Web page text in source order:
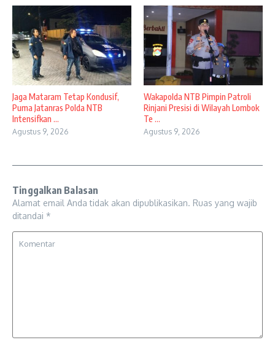
Jaga Mataram Tetap Kondusif,
Puma Jatanras Polda NTB
Intensifkan ...
Agustus 9, 2026
Wakapolda NTB Pimpin Patroli
Rinjani Presisi di Wilayah Lombok
Te ...
Agustus 9, 2026
Tinggalkan Balasan
Alamat email Anda tidak akan dipublikasikan. Ruas yang wajib
ditandai *